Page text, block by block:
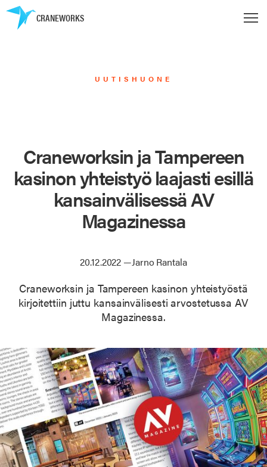
CRANEWORKS
UUTISHUONE
Craneworksin ja Tampereen
kasinon yhteistyö laajasti esillä
kansainvälisessä AV
Magazinessa
20.12.2022 —Jarno Rantala
Craneworksin ja Tampereen kasinon yhteistyöstä
kirjoitettiin juttu kansainvälisesti arvostetussa AV
Magazinessa.